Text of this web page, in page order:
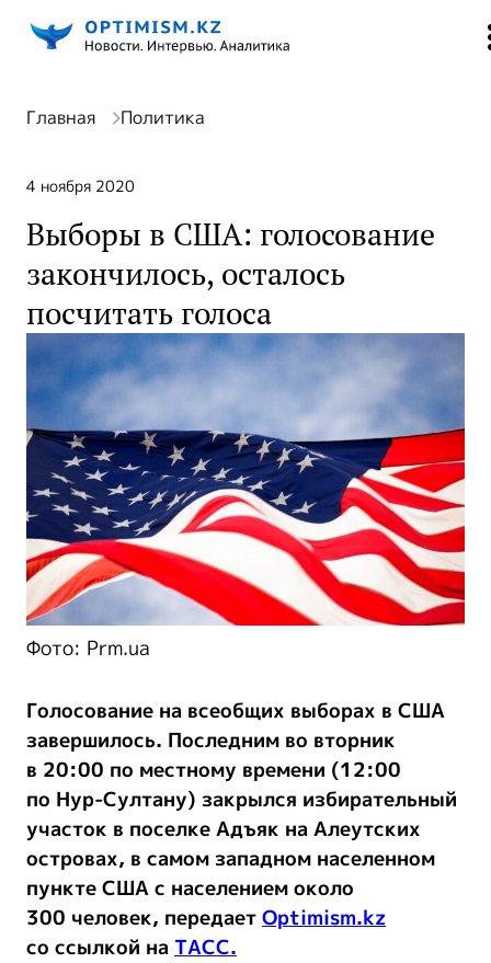
Главная Политика
4 ноября 2020
Выборы в США: голосование
закончилось, осталось
посчитать голоса
Фото: Prm.ua
Голосование на всеобщих выборах в США
завершилось. Последним во вторник
в 20:00 по местному времени (12:00
по Нур-Султану) закрылся избирательный
участок в поселке Адъяк на Алеутских
островах, в самом западном населенном
пункте США с населением около
300 человек, передаетOptimism.kz
со ссылкой на ТАСС.